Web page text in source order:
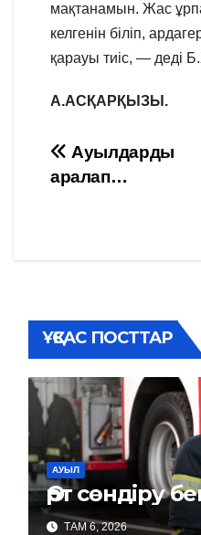
мақтанамын. Жас
келгенін біліп,
қарауы тиіс, — деді
А.АСҚАРҚЫЗЫ.
Навигация
по
Ауылдарды
аралап…
ҰҚСАС ПОСТТАР
АУЫЛ
Өрт сөндіру
ТАМ 6, 2026